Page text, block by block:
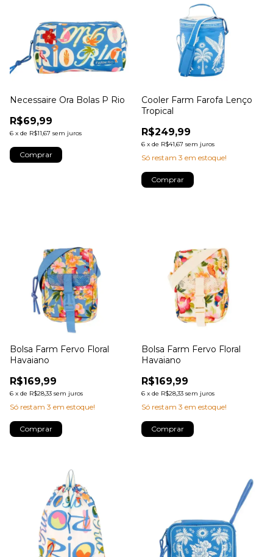
Necessaire Ora Bolas P Rio
R$69,99
6 x de R$11,67 sem juros
Cooler Farm Farofa Lenço
Tropical
R$249,99
6 x de R$41,67 sem juros
Só restam 3 em estoque!
Bolsa Farm Fervo Floral
Havaiano
R$169,99
6 x de R$28,33 sem juros
Só restam 3 em estoque!
Bolsa Farm Fervo Floral
Havaiano
R$169,99
6 x de R$28,33 sem juros
Só restam 3 em estoque!